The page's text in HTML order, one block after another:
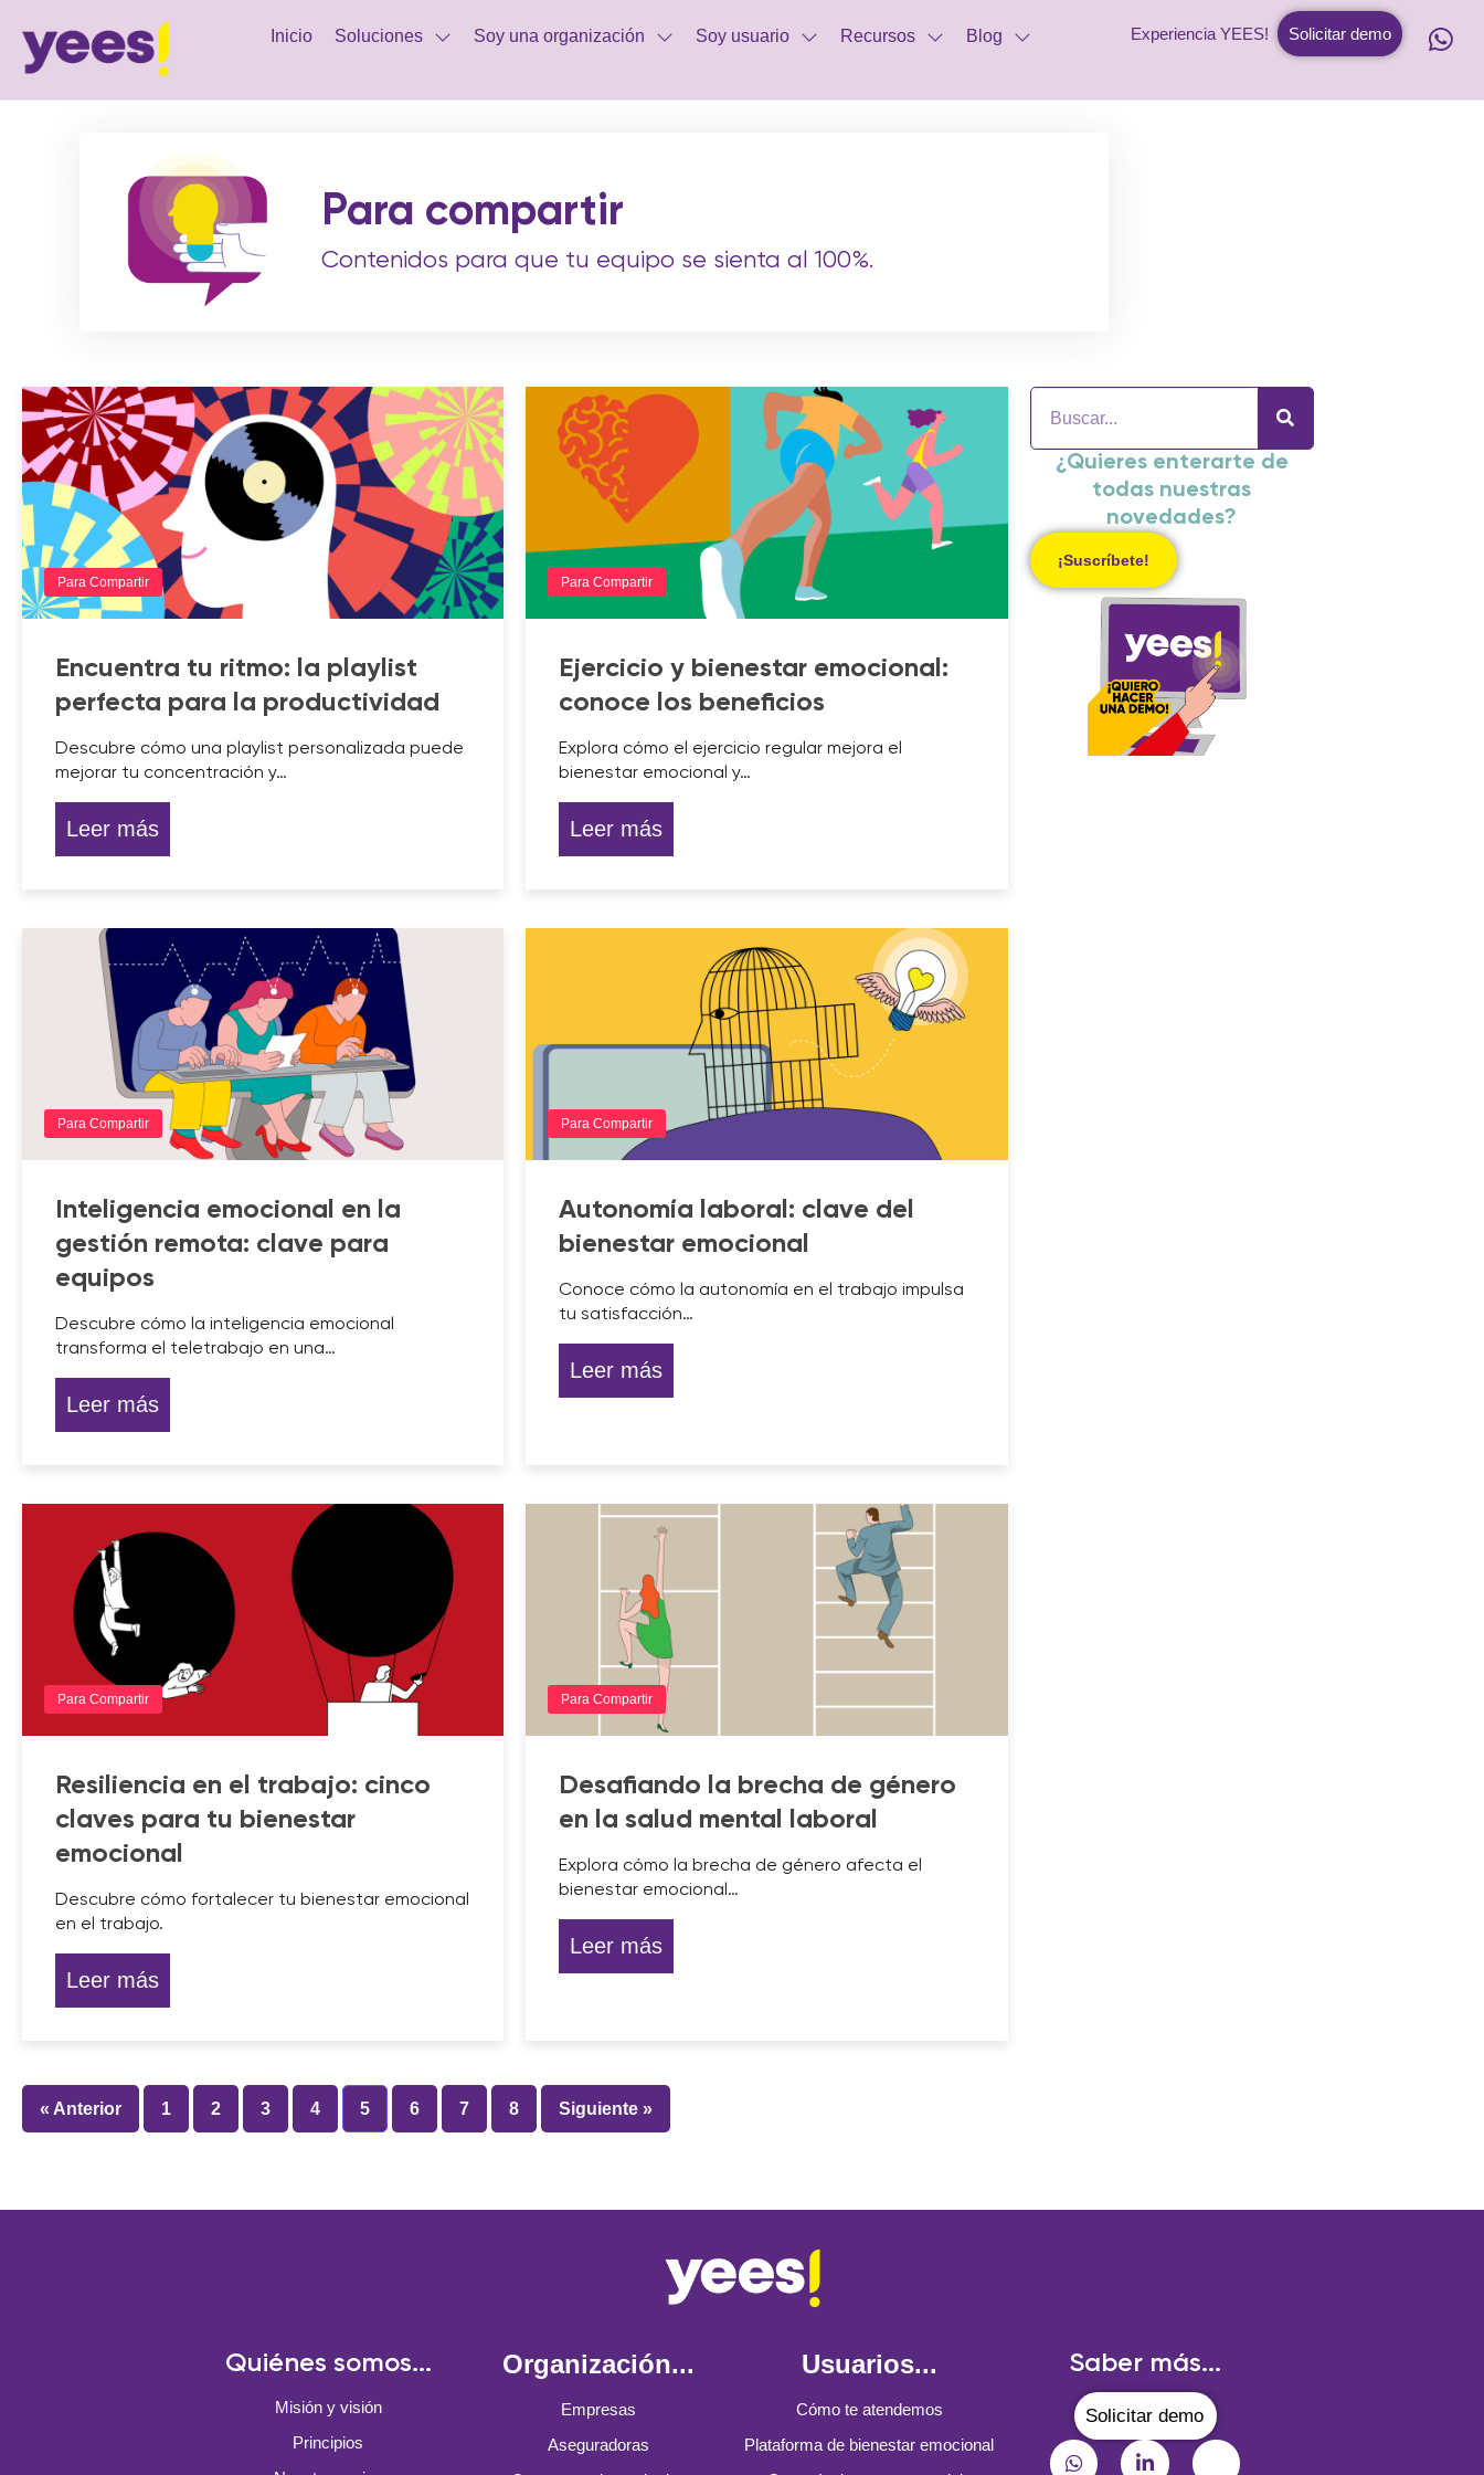
Inicio Soluciones Soy una organización Soy usuario Recursos Blog Experiencia YEES! Solicitar demo
Para compartir
Contenidos para que tu equipo se sienta al 100%.
Para Compartir
Encuentra tu ritmo: la playlist
perfecta para la productividad
Descubre cómo una playlist personalizada puede
mejorar tu concentración y…
Leer más
Para Compartir
Ejercicio y bienestar emocional:
conoce los beneficios
Explora cómo el ejercicio regular mejora el
bienestar emocional y…
Leer más
Para Compartir
Inteligencia emocional en la
gestión remota: clave para
equipos
Descubre cómo la inteligencia emocional
transforma el teletrabajo en una…
Leer más
Para Compartir
Autonomía laboral: clave del
bienestar emocional
Conoce cómo la autonomía en el trabajo impulsa
tu satisfacción…
Leer más
Para Compartir
Resiliencia en el trabajo: cinco
claves para tu bienestar
emocional
Descubre cómo fortalecer tu bienestar emocional
en el trabajo.
Leer más
Para Compartir
Desafiando la brecha de género
en la salud mental laboral
Explora cómo la brecha de género afecta el
bienestar emocional…
Leer más
« Anterior 1 2 3 4 5 6 7 8 Siguiente »
¿Quieres enterarte de
todas nuestras
novedades?
¡Suscríbete!
Quiénes somos...
Misión y visión
Principios
Organización...
Empresas
Aseguradoras
Usuarios...
Cómo te atendemos
Plataforma de bienestar emocional
Saber más...
Solicitar demo